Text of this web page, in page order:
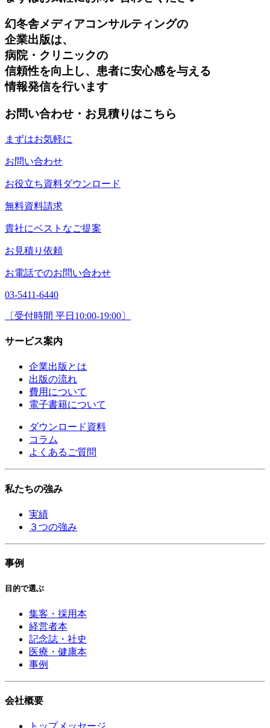
幻冬舎メディアコンサルティングの
企業出版は、
病院・クリニックの
信頼性を向上し、患者に安心感を与える
情報発信を行います
お問い合わせ・お見積りはこちら
まずはお気軽に
お問い合わせ
お役立ち資料ダウンロード
無料資料請求
貴社にベストなご提案
お見積り依頼
お電話でのお問い合わせ
03-5411-6440
〔受付時間 平日10:00-19:00〕
サービス案内
企業出版とは
出版の流れ
費用について
電子書籍について
ダウンロード資料
コラム
よくあるご質問
私たちの強み
実績
３つの強み
事例
目的で選ぶ
集客・採用本
経営者本
記念誌・社史
医療・健康本
事例
会社概要